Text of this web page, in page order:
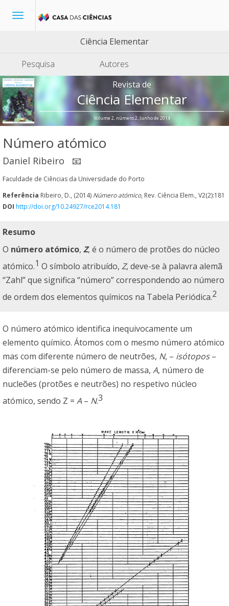
Toggle
Ciência Elementar
Pesquisa
Autores
Revista de
Ciência Elementar
Volume 2, número 2, Junho de 2014
Número atómico
Daniel Ribeiro 📧
Faculdade de Ciências da Universidade do Porto
Referência Ribeiro, D., (2014) Número atómico, Rev. Ciência Elem., V2(2):181
DOI http://doi.org/10.24927/rce2014.181
Resumo
O número atómico, Z, é o número de protões do núcleo
atómico.1 O símbolo atribuído, Z, deve-se à palavra alemã
“Zahl” que significa “número” correspondendo ao número
de ordem dos elementos químicos na Tabela Periódica.2
O número atómico identifica inequivocamente um
elemento químico. Átomos com o mesmo número atómico
mas com diferente número de neutrões, N, – isótopos–
diferenciam-se pelo número de massa, A, número de
nucleões (protões e neutrões) no respetivo núcleo
atómico, sendo Z = A – N.3